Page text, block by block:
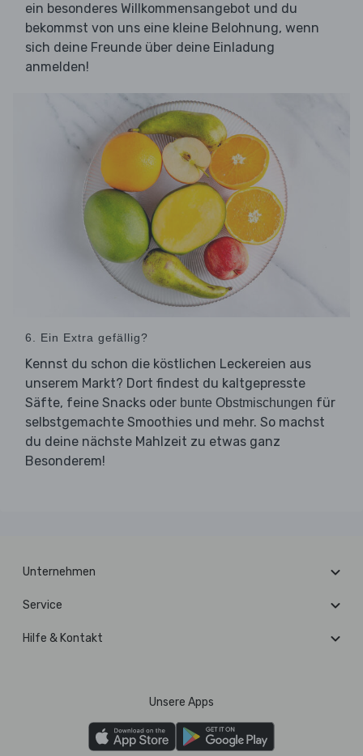
ein besonderes Willkommensangebot und du
bekommst von uns eine kleine Belohnung, wenn
sich deine Freunde über deine Einladung
anmelden!
6. Ein Extra gefällig?
Kennst du schon die köstlichen Leckereien aus
unserem Markt? Dort findest du kaltgepresste
Säfte, feine Snacks oder bunte Obstmischungen für
selbstgemachte Smoothies und mehr. So machst
du deine nächste Mahlzeit zu etwas ganz
Besonderem!
Unternehmen
Service
Hilfe & Kontakt
Unsere Apps